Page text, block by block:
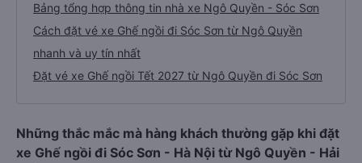
Bảng tổng hợp thông tin nhà xe Ngô Quyền - Sóc Sơn
Cách đặt vé xe Ghế ngồi đi Sóc Sơn từ Ngô Quyền
nhanh và uy tín nhất
Đặt vé xe Ghế ngồi Tết 2027 từ Ngô Quyền đi Sóc Sơn
Những thắc mắc mà hàng khách thường gặp khi đặt
xe Ghế ngồi đi Sóc Sơn - Hà Nội từ Ngô Quyền - Hải